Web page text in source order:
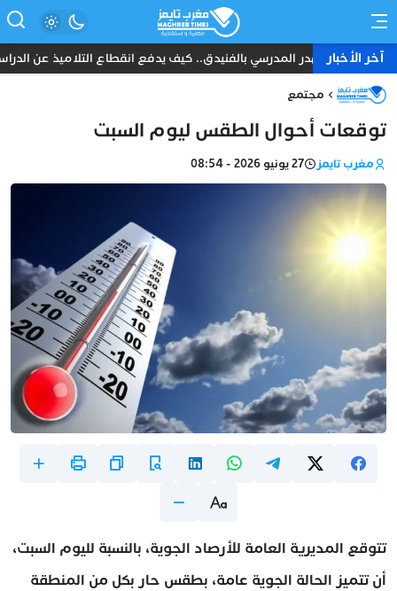
آخر الأخبارالهدر المدرسي بالفنيدق.. كيف يدفع انقطاع التلاميذ عن
مجتمع
توقعات أحوال الطقس ليوم السبت
مغرب تايمز 27 يونيو 2026 - 08:54
تتوقع المديرية العامة للأرصاد الجوية، بالنسبة لليوم السبت،
أن تتميز الحالة الجوية عامة، بطقس حار بكل من المنطقة